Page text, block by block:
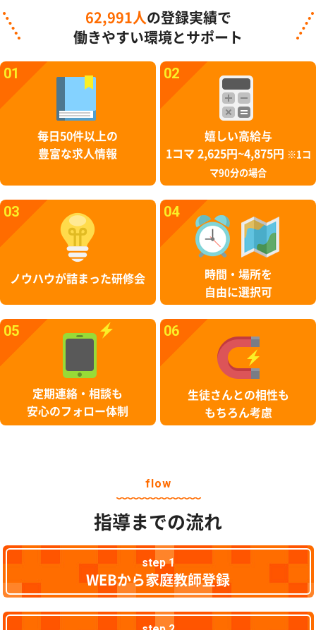
62,991人 の登録実績で
働きやすい環境とサポート
01
毎日50件以上の
豊富な求人情報
02
嬉しい高給与
1コマ 2,625円~4,875円
※1コ
マ90分の場合
03
ノウハウが詰まった研修会
04
時間・場所を
自由に選択可
05
定期連絡・相談も
安心のフォロー体制
06
生徒さんとの相性も
もちろん考慮
flow
指導までの流れ
step 1
WEBから家庭教師登録